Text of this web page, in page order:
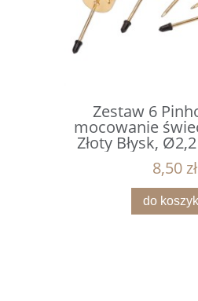
Zestaw 6
mocowanie
Złoty Błysk,
Gwóźdź 4
8,50 zł
do